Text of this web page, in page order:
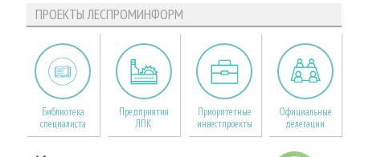
ПРОЕКТЫ ЛЕСПРОМИНФОРМ
Библиотека
специалиста
Предприятия
ЛПК
Приоритетные
инвестпроекты
Официальные
делегации